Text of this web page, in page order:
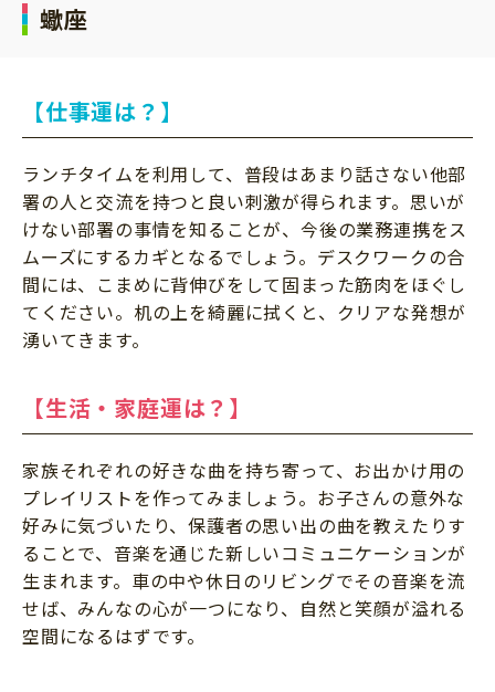
蠍座
【仕事運は？】
ランチタイムを利用して、普段はあまり話さない他部
署の人と交流を持つと良い刺激が得られます。思いが
けない部署の事情を知ることが、今後の業務連携をス
ムーズにするカギとなるでしょう。デスクワークの合
間には、こまめに背伸びをして固まった筋肉をほぐし
てください。机の上を綺麗に拭くと、クリアな発想が
湧いてきます。
【生活・家庭運は？】
家族それぞれの好きな曲を持ち寄って、お出かけ用の
プレイリストを作ってみましょう。お子さんの意外な
好みに気づいたり、保護者の思い出の曲を教えたりす
ることで、音楽を通じた新しいコミュニケーションが
生まれます。車の中や休日のリビングでその音楽を流
せば、みんなの心が一つになり、自然と笑顔が溢れる
空間になるはずです。